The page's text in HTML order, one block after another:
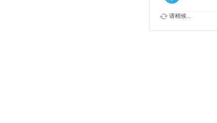
请稍候...